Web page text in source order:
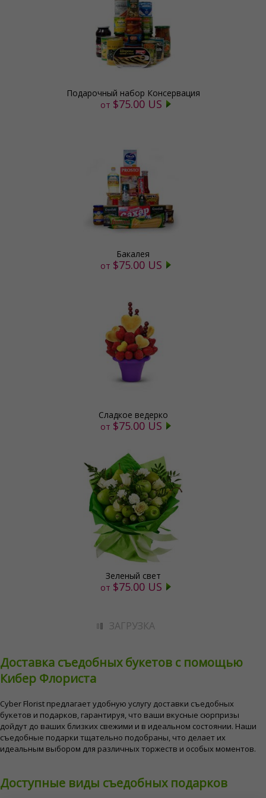
Подарочный набор Консервация
от $75.00 US
Бакалея
от $75.00 US
Сладкое ведерко
от $75.00 US
Зеленый свет
от $75.00 US
ЗАГРУЗКА
Доставка съедобных букетов с помощью
Кибер Флориста
Cyber ​​Florist предлагает удобную услугу доставки съедобных
букетов и подарков, гарантируя, что ваши вкусные сюрпризы
дойдут до ваших близких свежими и в идеальном состоянии. Наши
съедобные подарки тщательно подобраны, что делает их
идеальным выбором для различных торжеств и особых моментов.
Доступные виды съедобных подарков